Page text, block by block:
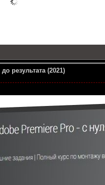
результата (2021)